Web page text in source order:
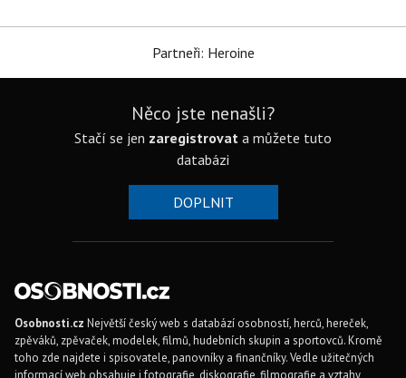
Partneři: Heroine
Něco jste nenašli?
Stačí se jen zaregistrovat a můžete tuto
databázi
DOPLNIT
Osobnosti.cz Největší český web s databází osobností, herců, hereček,
zpěváků, zpěvaček, modelek, filmů, hudebních skupin a sportovců. Kromě
toho zde najdete i spisovatele, panovníky a finančníky. Vedle užitečných